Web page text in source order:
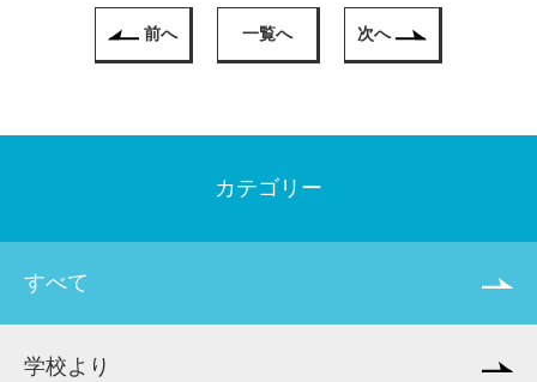
前へ 一覧へ 次へ
カテゴリー
すべて
学校より